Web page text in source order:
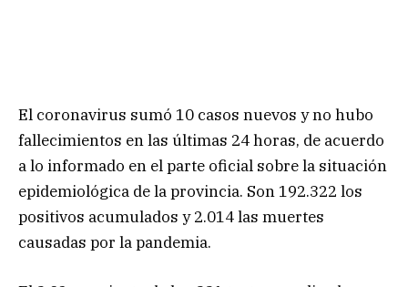
El coronavirus sumó 10 casos nuevos y no hubo
fallecimientos en las últimas 24 horas, de acuerdo
a lo informado en el parte oficial sobre la situación
epidemiológica de la provincia. Son 192.322 los
positivos acumulados y 2.014 las muertes
causadas por la pandemia.